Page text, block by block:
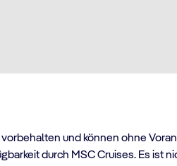
und können ohne
durch MSC Cruises. Es ist